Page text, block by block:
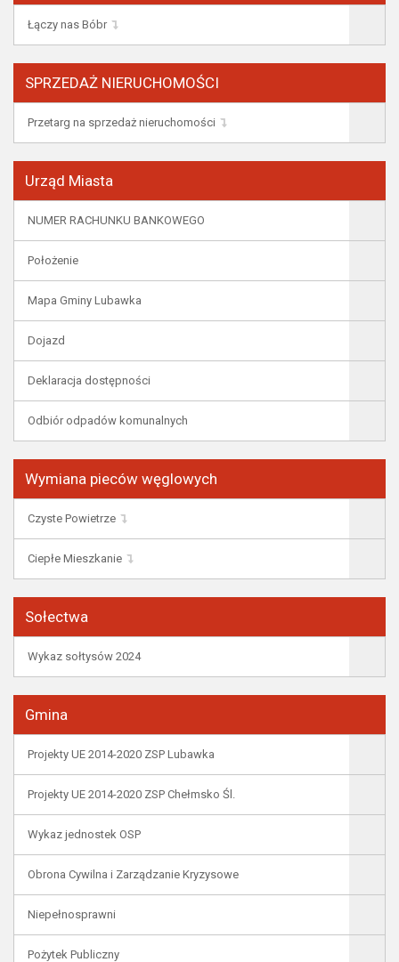
Łączy nas Bóbr
SPRZEDAŻ NIERUCHOMOŚCI
Przetarg na sprzedaż nieruchomości
Urząd Miasta
NUMER RACHUNKU BANKOWEGO
Położenie
Mapa Gminy Lubawka
Dojazd
Deklaracja dostępności
Odbiór odpadów komunalnych
Wymiana pieców węglowych
Czyste Powietrze
Ciepłe Mieszkanie
Sołectwa
Wykaz sołtysów 2024
Gmina
Projekty UE 2014-2020 ZSP Lubawka
Projekty UE 2014-2020 ZSP Chełmsko Śl.
Wykaz jednostek OSP
Obrona Cywilna i Zarządzanie Kryzysowe
Niepełnosprawni
Pożytek Publiczny